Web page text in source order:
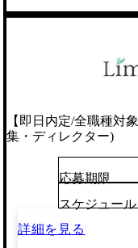
【即日内定/全職種対
集・ディレクター)
応募期限
スケジュール
詳細を見る